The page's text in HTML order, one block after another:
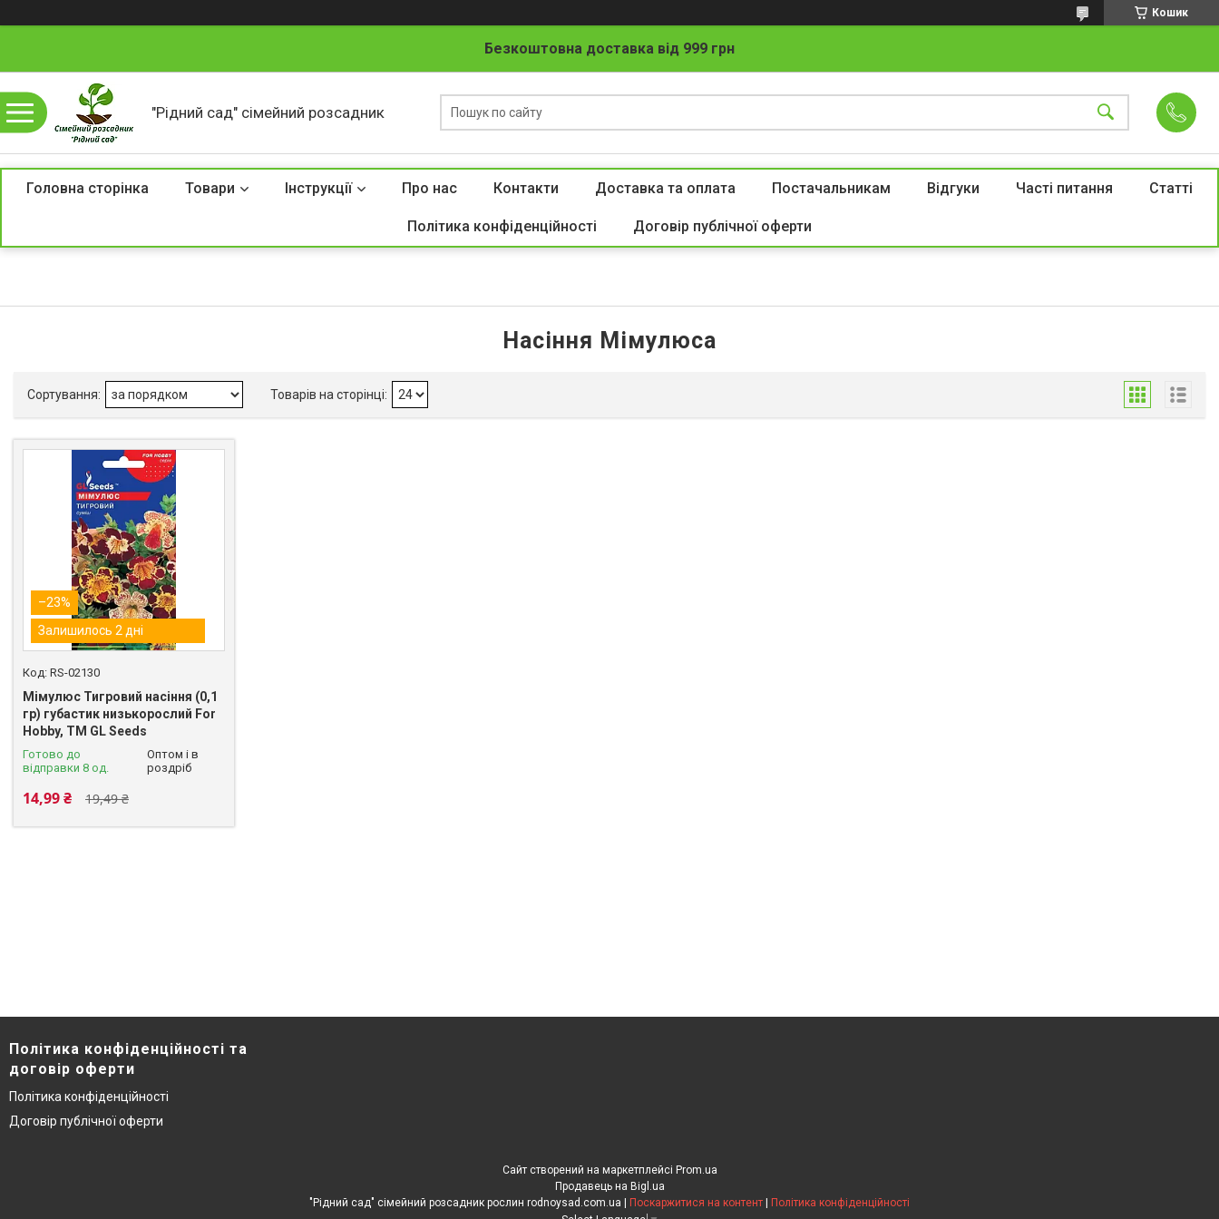
Кошик
Безкоштовна доставка від 999 грн
"Рідний сад" сімейний розсадник
Головна сторінка Товари Інструкції Про нас Контакти Доставка та оплата Постачальникам Відгуки Часті питання Статті
Політика конфіденційності Договір публічної оферти
Насіння Мімулюса
–23%
Залишилось 2 дні
RS-02130
Мімулюс Тигровий насіння (0,1
гр) губастик низькорослий For
Hobby, TM GL Seeds
Готово до
відправки 8 од.
Оптом і в
роздріб
19,49 ₴
14,99 ₴
Політика конфіденційності та
договір оферти
Політика конфіденційності
Договір публічної оферти
Сайт створений на маркетплейсі Prom.ua
Продавець на Bigl.ua
"Рідний сад" сімейний розсадник рослин rodnoysad.com.ua | Поскаржитися на контент | Політика конфіденційності